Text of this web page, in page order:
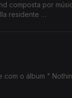
composta por
residente
com o álbum "